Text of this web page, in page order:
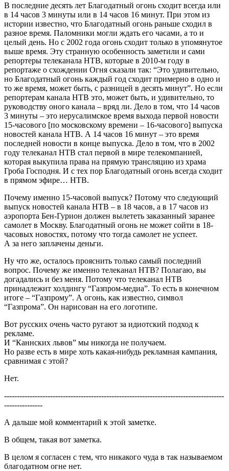
В последние десять лет Благодатный огонь сходит всегда или
в 14 часов 3 минуты или в 14 часов 16 минут. При этом из
истории известно, что Благодатный огонь раньше сходил в
разное время. Паломники могли ждать его часами, а то и
целый день. Но с 2002 года огонь сходит только в упомянутое
выше время. Эту странную особенность заметили и сами
репортеры телеканала НТВ, которые в 2010-м году в
репортаже о схождении Огня сказали так: “Это удивительно,
но Благодатный огонь каждый год сходит примерно в одно и
то же время, может быть, с разницей в десять минут”. Но если
репортерам канала НТВ это, может быть, и удивительно, то
руководству оного канала – вряд ли. Дело в том, что 14 часов
3 минуты – это иерусалимское время выхода первой новости
15-часового [по московскому времени – 16-часового] выпуска
новостей канала НТВ. А 14 часов 16 минут – это время
последней новости в конце выпуска. Дело в том, что в 2002
году телеканал НТВ стал первой в мире телекомпанией,
которая выкупила права на прямую трансляцию из храма
Гроба Господня. И с тех пор Благодатный огонь всегда сходит
в прямом эфире… НТВ.
Почему именно 15-часовой выпуск? Потому что следующий
выпуск новостей канала НТВ – в 18 часов, а в 17 часов из
аэропорта Бен-Гурион должен вылететь заказанный заранее
самолет в Москву. Благодатный огонь не может сойти в 18-
часовых новостях, потому что тогда самолет не успеет.
А за него заплачены деньги.
Ну что же, осталось прояснить только самый последний
вопрос. Почему же именно телеканал НТВ? Полагаю, вы
догадались и без меня. Потому что телеканал НТВ
принадлежит холдингу “Газпром-медиа”. То есть в конечном
итоге – “Газпрому”. А огонь, как известно, символ
“Газпрома”. Он нарисован на его логотипе.
Вот русских очень часто ругают за идиотский подход к
рекламе.
И “Каннских львов” мы никогда не получаем.
Но разве есть в мире хоть какая-нибудь рекламная кампания,
сравнимая с этой?
Нет.
--------------------------------------------------------------------------------------
---------------
А дальше мой комментарий к этой заметке.
В общем, такая вот заметка.
В целом я согласен с тем, что никакого чуда в так называемом
благодатном огне нет.